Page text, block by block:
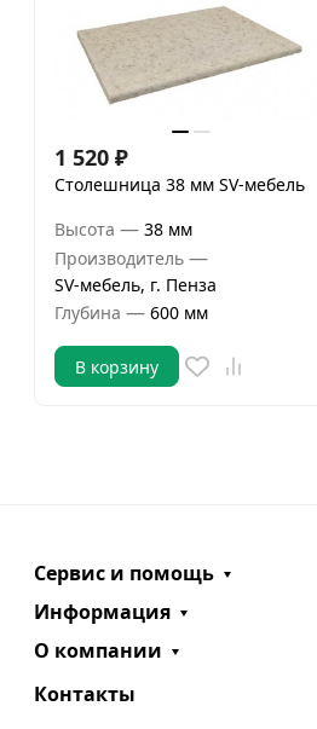
1 520 ₽
Столешница 38 мм SV-мебель
Высота — 38 мм
Производитель —
SV-мебель, г. Пенза
Глубина — 600 мм
В корзину
Сервис и помощь
Информация
О компании
Контакты